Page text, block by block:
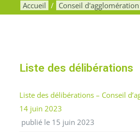
Accueil Conseil
Liste des délibérations
Liste des délibérations – Conseil
14 juin 2023
publié le 15 juin 2023